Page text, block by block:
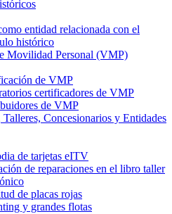
entidad relacionada con el
histórico
Movilidad Personal (VMP)
de VMP
certificadores de VMP
de VMP
Talleres, Concesionarios y Entidades
de tarjetas eITV
de reparaciones en el libro taller
de placas rojas
y grandes flotas